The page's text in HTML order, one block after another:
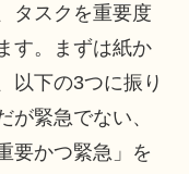
タスクを重要度
す。まずは紙か
以下の3つに振り
が緊急でない、
要かつ緊急」を